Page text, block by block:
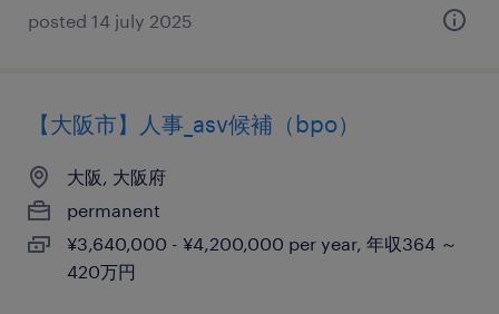
posted 14 july 2025
【大阪市】人事_asv候補（bpo）
大阪, 大阪府
permanent
¥3,640,000 - ¥4,200,000 per year, 年収364 ～
420万円